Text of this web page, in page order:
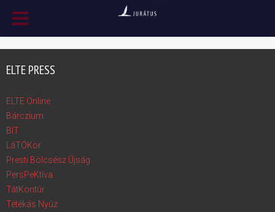
ELTE PRESS
ELTE Online
Bárczium
BIT
LáTÓKör
Presti Bölcsész Újság
PersPeKtíva
TátKontúr
Tétékás Nyúz